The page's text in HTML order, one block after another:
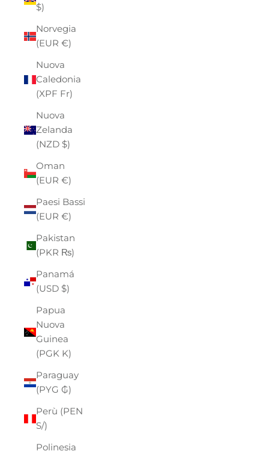
$)
Norvegia
(EUR €)
Nuova
Caledonia
(XPF Fr)
Nuova
Zelanda
(NZD $)
Oman
(EUR €)
Paesi Bassi
(EUR €)
Pakistan
(PKR ₨)
Panamá
(USD $)
Papua
Nuova
Guinea
(PGK K)
Paraguay
(PYG ₲)
Perù (PEN
S/)
Polinesia